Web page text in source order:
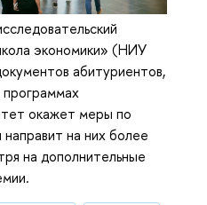
экономики» (НИУ
абитуриентов,
окажет меры по
на них более
на дополнительные